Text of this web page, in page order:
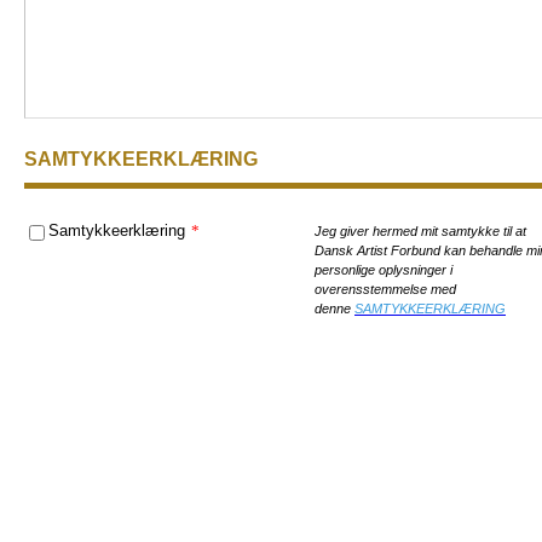
SAMTYKKEERKLÆRING
Samtykkeerklæring *
Jeg giver hermed mit samtykke til at
Dansk Artist Forbund kan behandle
personlige oplysninger i
overensstemmelse med
denne SAMTYKKEERKLÆRING